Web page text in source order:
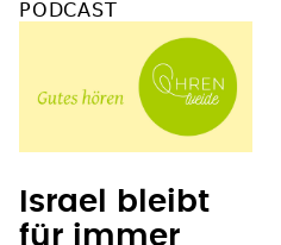
PODCAST
Israel bleibt
für immer